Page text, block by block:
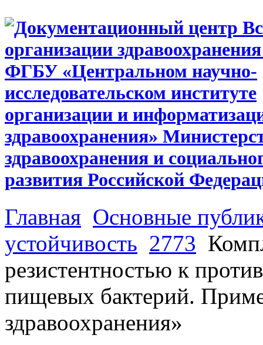
Главная Основные
устойчивость 2773
резистентностью к
пищевых бактерий.
здравоохранения»